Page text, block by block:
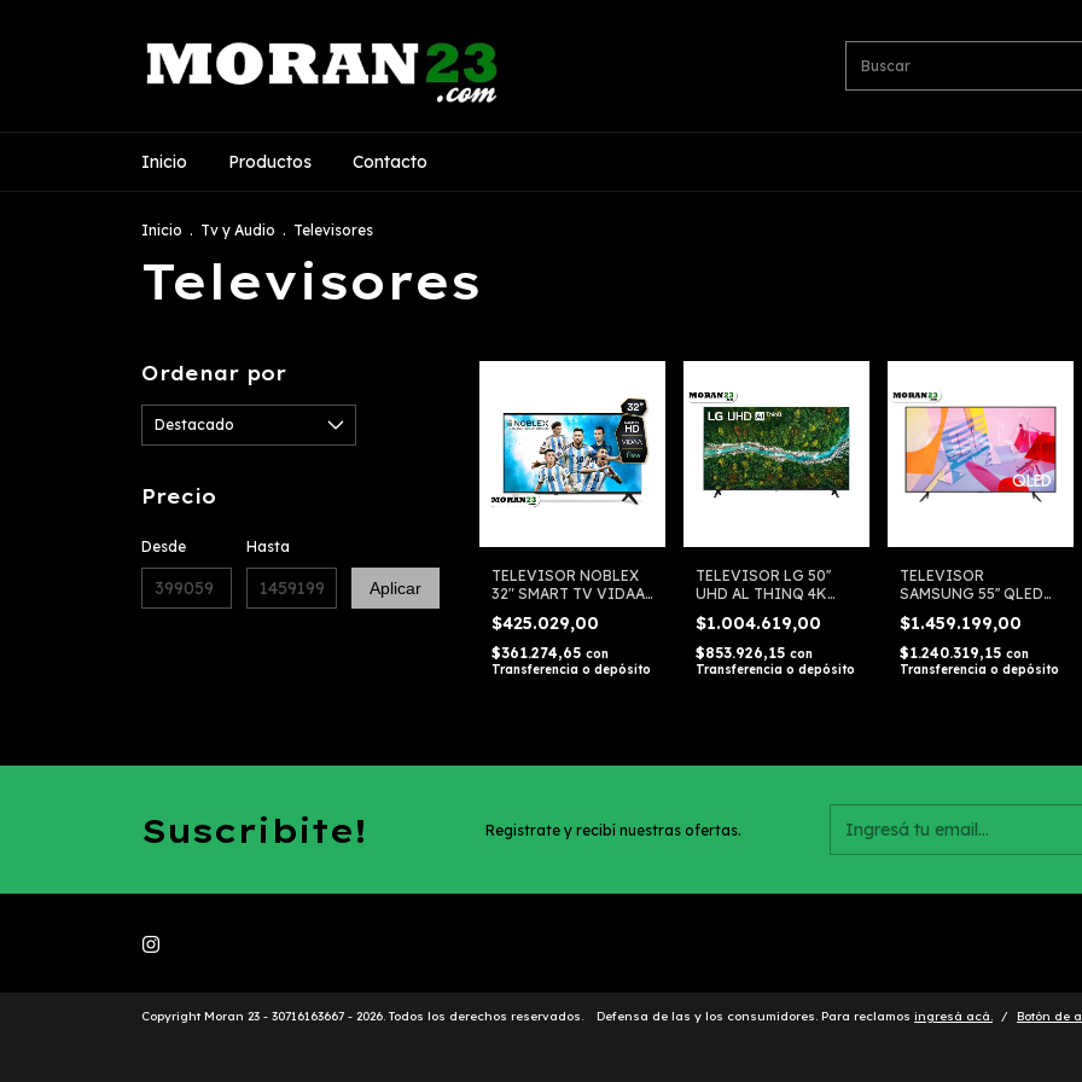
Inicio Productos Contacto
Inicio . Tv y Audio . Televisores
Televisores
Ordenar por
Precio
Desde Hasta
Aplicar
TELEVISOR NOBLEX
32" SMART TV VIDAA
DV32X5050
$425.029,00
$361.274,65 con
Transferencia o depósito
TELEVISOR LG 50''
UHD AL THINQ 4K
SMART 50UP7750
$1.004.619,00
$853.926,15 con
Transferencia o depósito
TELEVISOR
SAMSUNG 55'' QLED
4K SMART TV Q60T
$1.459.199,00
$1.240.319,15 con
Transferencia o depósito
Suscribite! Registrate y recibí nuestras ofertas.
Copyright Moran 23 - 30716163667 - 2026. Todos los derechos reservados. Defensa de las y los consumidores. Para reclamos ingresá acá. / Botón de